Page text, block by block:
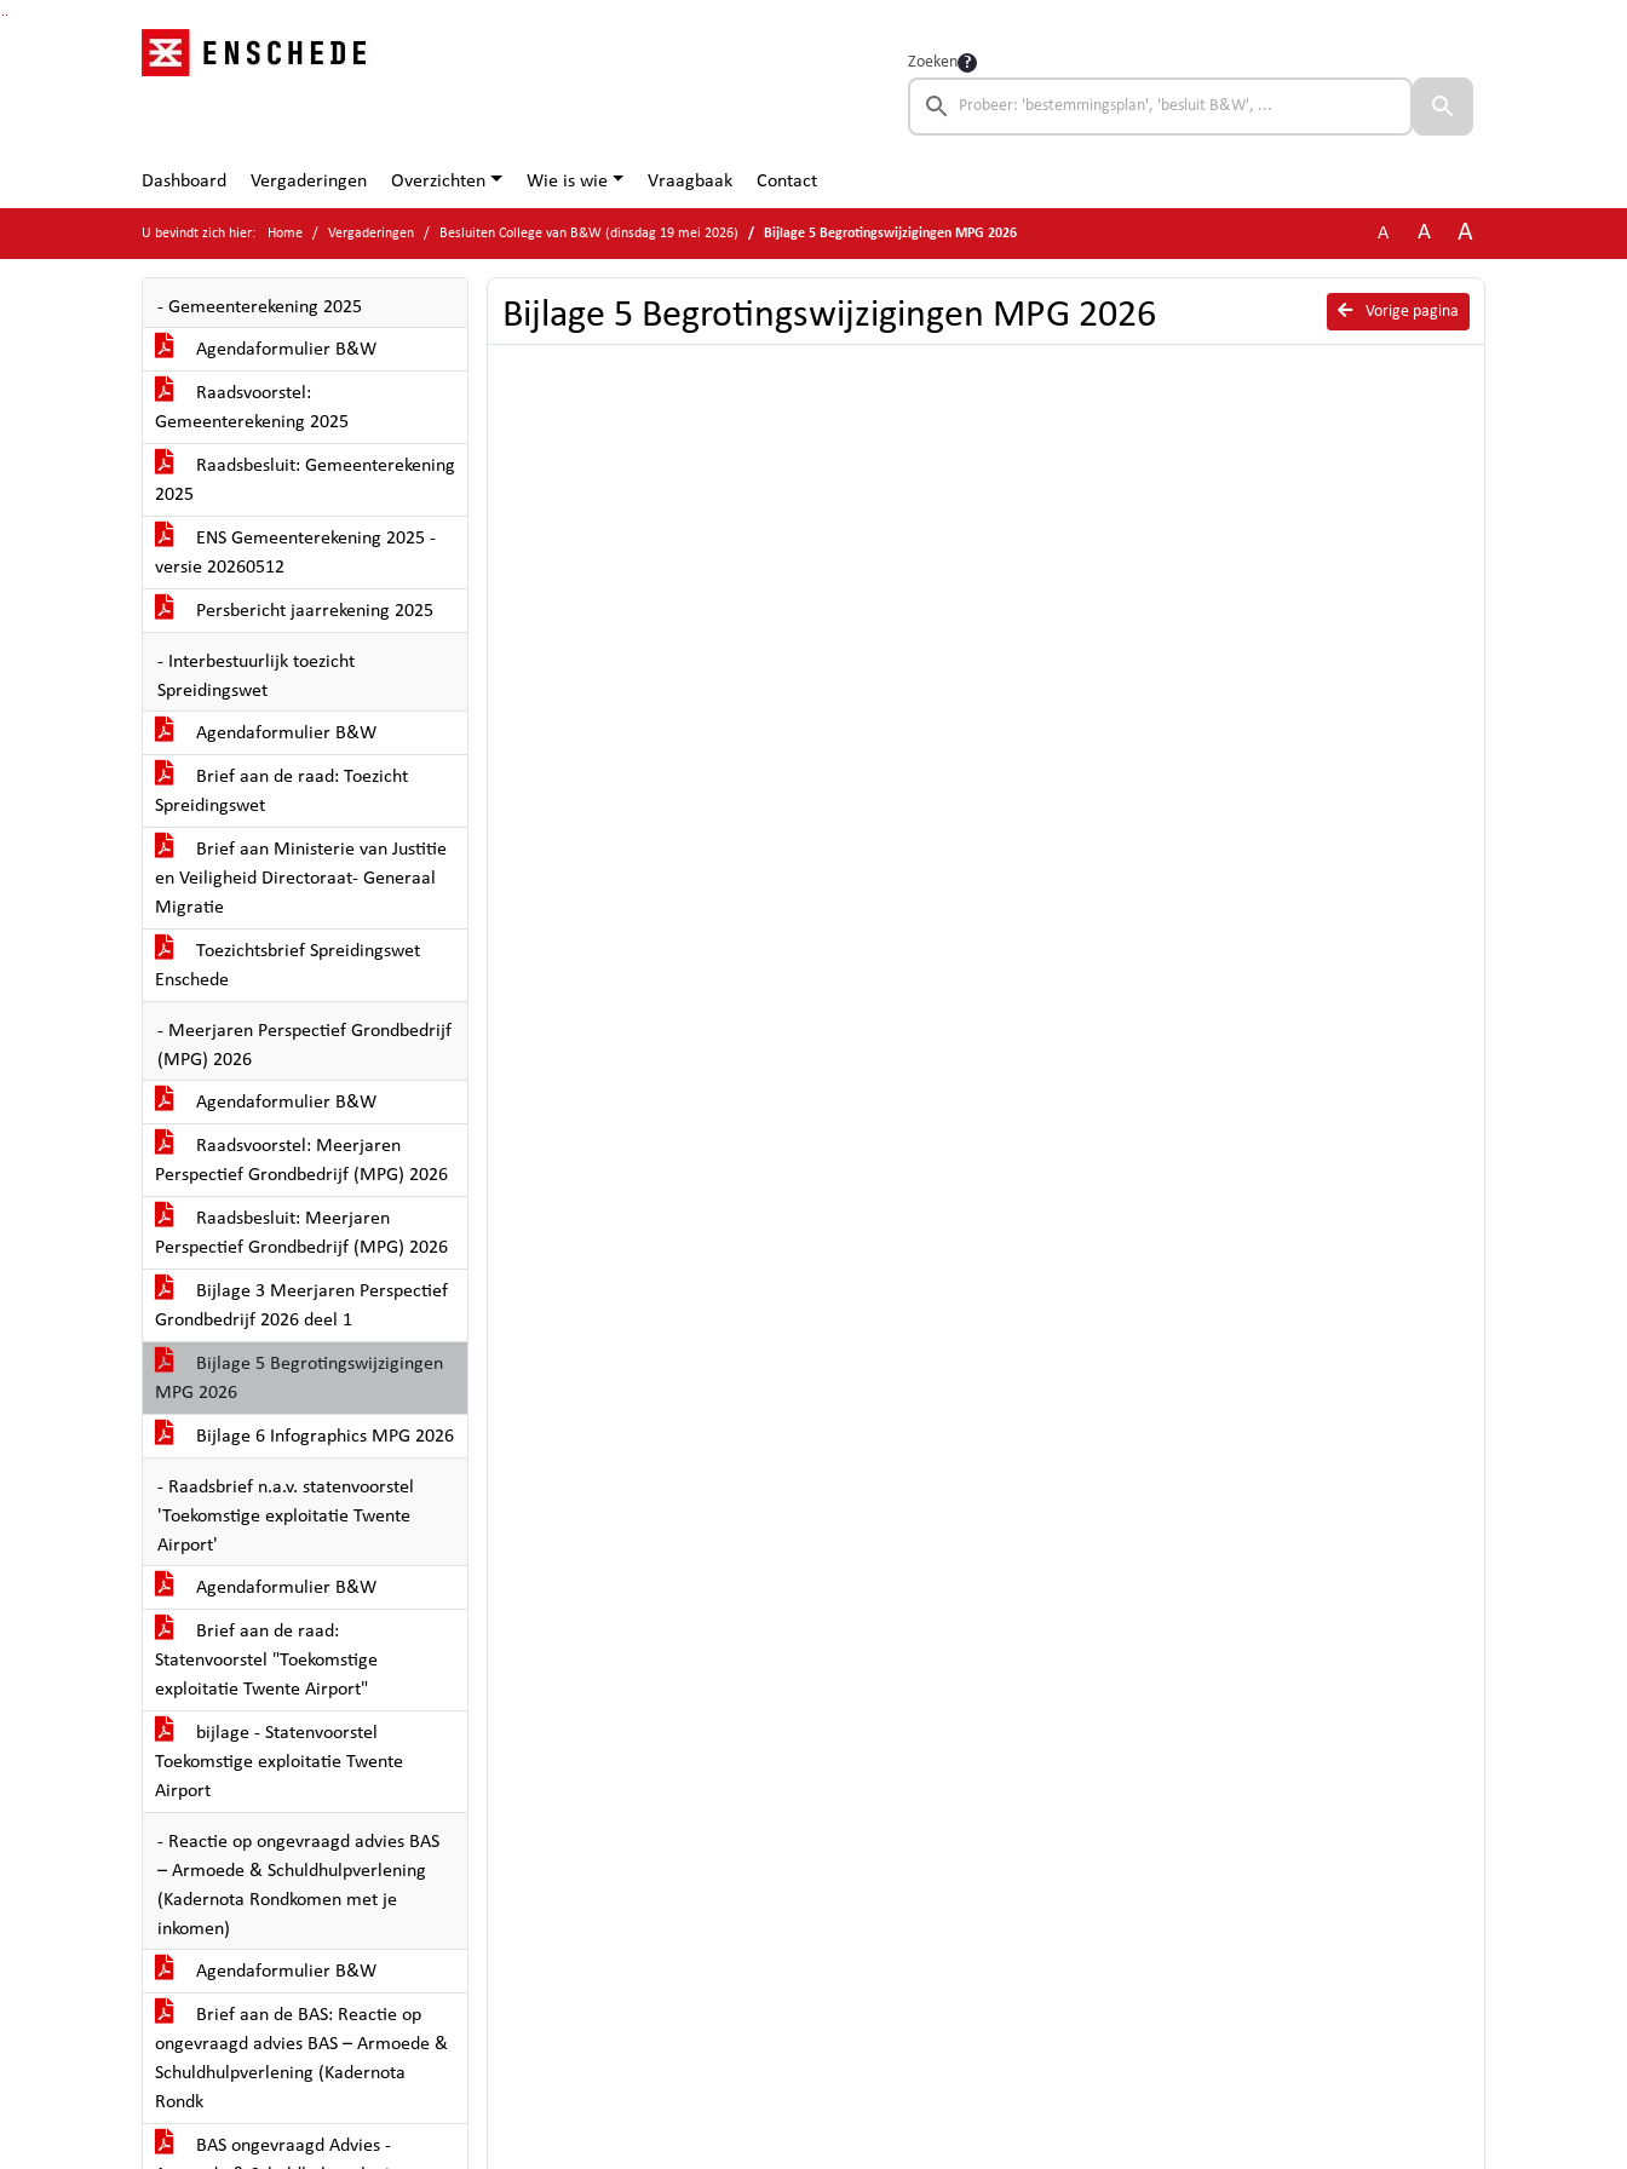
Ga naar de inhoud van deze pagina
Ga naar het zoeken
Ga naar het menu
Zoeken
Dashboard Vergaderingen Overzichten Wie is wie Vraagbaak Contact
U bevindt zich hier: Home Vergaderingen Besluiten College van B&W (dinsdag 19 mei 2026) Bijlage 5 Begrotingswijzigingen MPG 2026 A A A
- Gemeenterekening 2025
Agendaformulier B&W
Raadsvoorstel:
Gemeenterekening 2025
Raadsbesluit: Gemeenterekening
2025
ENS Gemeenterekening 2025 -
versie 20260512
Persbericht jaarrekening 2025
- Interbestuurlijk toezicht
Spreidingswet
Agendaformulier B&W
Brief aan de raad: Toezicht
Spreidingswet
Brief aan Ministerie van Justitie
en Veiligheid Directoraat- Generaal
Migratie
Toezichtsbrief Spreidingswet
Enschede
- Meerjaren Perspectief Grondbedrijf
(MPG) 2026
Agendaformulier B&W
Raadsvoorstel: Meerjaren
Perspectief Grondbedrijf (MPG) 2026
Raadsbesluit: Meerjaren
Perspectief Grondbedrijf (MPG) 2026
Bijlage 3 Meerjaren Perspectief
Grondbedrijf 2026 deel 1
Bijlage 5 Begrotingswijzigingen
MPG 2026
Bijlage 6 Infographics MPG 2026
- Raadsbrief n.a.v. statenvoorstel
'Toekomstige exploitatie Twente
Airport'
Agendaformulier B&W
Brief aan de raad:
Statenvoorstel "Toekomstige
exploitatie Twente Airport"
bijlage - Statenvoorstel
Toekomstige exploitatie Twente
Airport
- Reactie op ongevraagd advies BAS
– Armoede & Schuldhulpverlening
(Kadernota Rondkomen met je
inkomen)
Agendaformulier B&W
Brief aan de BAS: Reactie op
ongevraagd advies BAS – Armoede &
Schuldhulpverlening (Kadernota
Rondk
BAS ongevraagd Advies -
Vorige pagina
Bijlage 5 Begrotingswijzigingen MPG 2026